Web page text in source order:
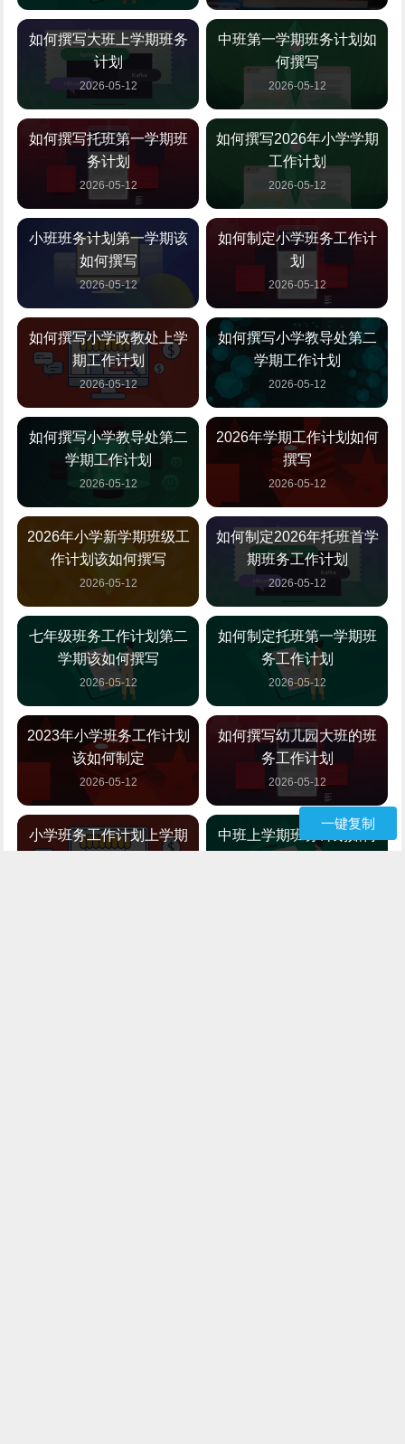
如何撰写大班上学期班务
计划
2026-05-12
中班第一学期班务计划如
何撰写
2026-05-12
如何撰写托班第一学期班
务计划
2026-05-12
如何撰写2026年小学学期
工作计划
2026-05-12
小班班务计划第一学期该
如何撰写
2026-05-12
如何制定小学班务工作计
划
2026-05-12
如何撰写小学政教处上学
期工作计划
2026-05-12
如何撰写小学教导处第二
学期工作计划
2026-05-12
如何撰写小学教导处第二
学期工作计划
2026-05-12
2026年学期工作计划如何
撰写
2026-05-12
2026年小学新学期班级工
作计划该如何撰写
2026-05-12
如何制定2026年托班首学
期班务工作计划
2026-05-12
七年级班务工作计划第二
学期该如何撰写
2026-05-12
如何制定托班第一学期班
务工作计划
2026-05-12
2023年小学班务工作计划
该如何制定
2026-05-12
如何撰写幼儿园大班的班
务工作计划
2026-05-12
小学班务工作计划上学期
中班上学期班务计划如何
一键复制